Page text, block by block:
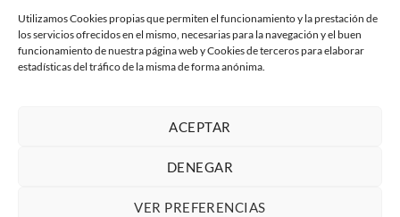
Utilizamos Cookies propias que permiten el funcionamiento y la prestación de
los servicios ofrecidos en el mismo, necesarias para la navegación y el buen
funcionamiento de nuestra página web y Cookies de terceros para elaborar
estadísticas del tráfico de la misma de forma anónima.
ACEPTAR
DENEGAR
VER PREFERENCIAS
INFORMACIÓN LEGAL
Aviso Legal